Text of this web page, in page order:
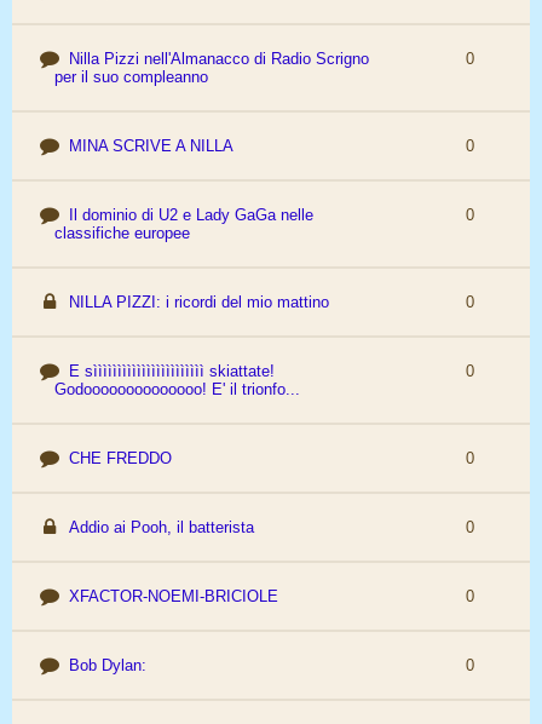
Nilla Pizzi nell'Almanacco di Radio Scrigno
per il suo compleanno
0
MINA SCRIVE A NILLA 0
Il dominio di U2 e Lady GaGa nelle
classifiche europee
0
NILLA PIZZI: i ricordi del mio mattino 0
E sììììììììììììììììììììììì skiattate!
Godoooooooooooooo! E' il trionfo...
0
CHE FREDDO 0
Addio ai Pooh, il batterista 0
XFACTOR-NOEMI-BRICIOLE 0
Bob Dylan: 0